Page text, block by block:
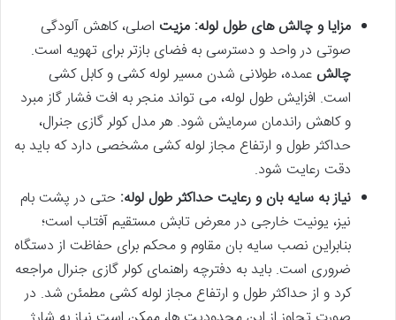
مزایا و چالش های طول لوله: مزیت اصلی، کاهش آلودگی
صوتی در واحد و دسترسی به فضای بازتر برای تهویه است.
چالش عمده، طولانی شدن مسیر لوله کشی و کابل کشی
است. افزایش طول لوله، می تواند منجر به افت فشار گاز مبرد
و کاهش راندمان سرمایش شود. هر مدل کولر گازی جنرال،
حداکثر طول و ارتفاع مجاز لوله کشی مشخصی دارد که باید به
دقت رعایت شود.
نیاز به سایه بان و رعایت حداکثر طول لوله: حتی در پشت بام
نیز، یونیت خارجی در معرض تابش مستقیم آفتاب است؛
بنابراین نصب سایه بان مقاوم و محکم برای حفاظت از دستگاه
ضروری است. باید به دفترچه راهنمای کولر گازی جنرال مراجعه
کرد و از حداکثر طول و ارتفاع مجاز لوله کشی مطمئن شد. در